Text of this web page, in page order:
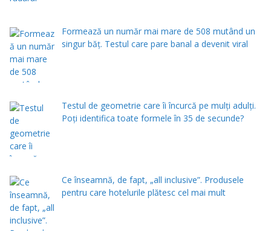
Formează un număr mai mare de 508 mutând un
singur băț. Testul care pare banal a devenit viral
Testul de geometrie care îi încurcă pe mulți adulți.
Poți identifica toate formele în 35 de secunde?
Ce înseamnă, de fapt, „all inclusive”. Produsele
pentru care hotelurile plătesc cel mai mult